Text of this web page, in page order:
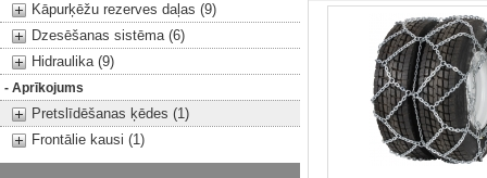
Kāpurķēžu rezerves daļas (9)
Dzesēšanas sistēma (6)
Hidraulika (9)
- Aprīkojums
Pretslīdēšanas ķēdes (1)
Frontālie kausi (1)